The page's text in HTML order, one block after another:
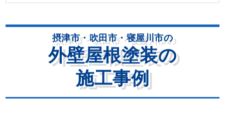
摂津市・吹田市・寝屋川市の
外壁屋根塗装の
施工事例